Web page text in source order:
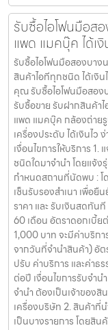
รับซื้อไอโฟนมือส
แพด แมคบุ๊ค ได้เงิ
รับซื้อไอโฟนมือสองบาง
สินค้าไอทีทุกชนิด ได้เงิน
คุณ รับซื้อไอโฟนมือสอง
รับซื้อขาย รับฝากสินค้าไ
แพด แมคบุ๊ค กล้องถ่าย
เครื่องประดับ ได้เงินไว
เงื่อนไขการให้บริการ
ชนิดใดมาจำนำ โดยแจ้ง
กำหนดสถานที่นัดพบ : โ
เซ็นรับรองสำเนา เพื่อ
ราคา และ รับเงินสดทัน
60 เดือน อัตราดอกเบี้ย
1,000 บาท จะมีค่าบริก
จากวันที่จำนำสินค้า) อัต
ปรับ ค่าบริการ และค่าธ
ต่อปี เงื่อนไขการรับจำน
จำนำ ต้องเป็นเจ้าของสิ
เครื่องบริษัท 2. สินค้าที่
เป็นบางรายการ โดยสิ